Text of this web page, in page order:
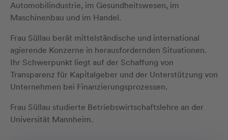
Automobilindustrie, im Gesundheitswesen, im
Maschinenbau und im Handel.
Frau Süllau berät mittelständische und international
agierende Konzerne in herausfordernden Situationen.
Ihr Schwerpunkt liegt auf der Schaffung von
Transparenz für Kapitalgeber und der Unterstützung von
Unternehmen bei Finanzierungsprozessen.
Frau Süllau studierte Betriebswirtschaftslehre an der
Universität Mannheim.